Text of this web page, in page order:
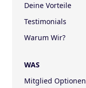
Deine Vorteile
Testimonials
Warum Wir?
WAS
Mitglied Optionen